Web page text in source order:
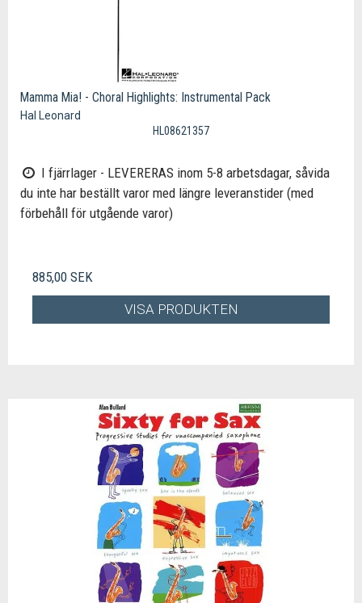
Mamma Mia! - Choral Highlights: Instrumental Pack
Hal Leonard
HL08621357
I fjärrlager - LEVERERAS inom 5-8 arbetsdagar, såvida
du inte har beställt varor med längre leveranstider (med
förbehåll för utgående varor)
885,00 SEK
VISA PRODUKTEN